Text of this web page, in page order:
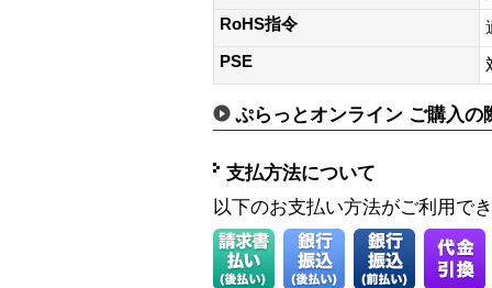
RoHS指令
PSE
ぷらっとオンライン ご購入の
支払方法について
以下のお支払い方法がご利用で